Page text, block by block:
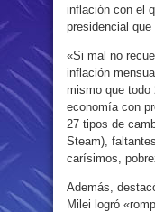
inflación con el
presidencial
«Si mal no
inflación
mismo que todo
economía con
27 tipos de
Steam),
carísimos,
Además,
Milei logró